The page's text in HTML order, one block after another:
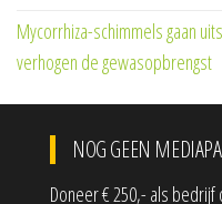
Mycorrhiza-schimmels gaan
verhogen de gewasopbrengst
NOG GEEN
Doneer € 250,- als